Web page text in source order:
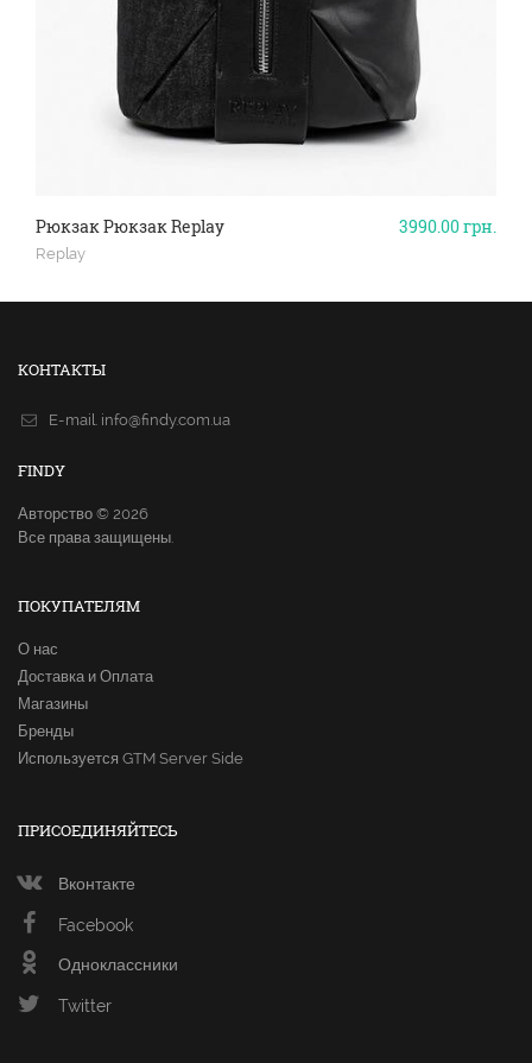
3990.00грн.
Рюкзак Рюкзак Replay
Replay
КОНТАКТЫ
E-mail. info@findy.com.ua
FINDY
Авторство © 2026
Все права защищены.
ПОКУПАТЕЛЯМ
О нас
Доставка и Оплата
Магазины
Бренды
Используется GTM Server Side
ПРИСОЕДИНЯЙТЕСЬ
Вконтакте
Facebook
Одноклассники
Twitter